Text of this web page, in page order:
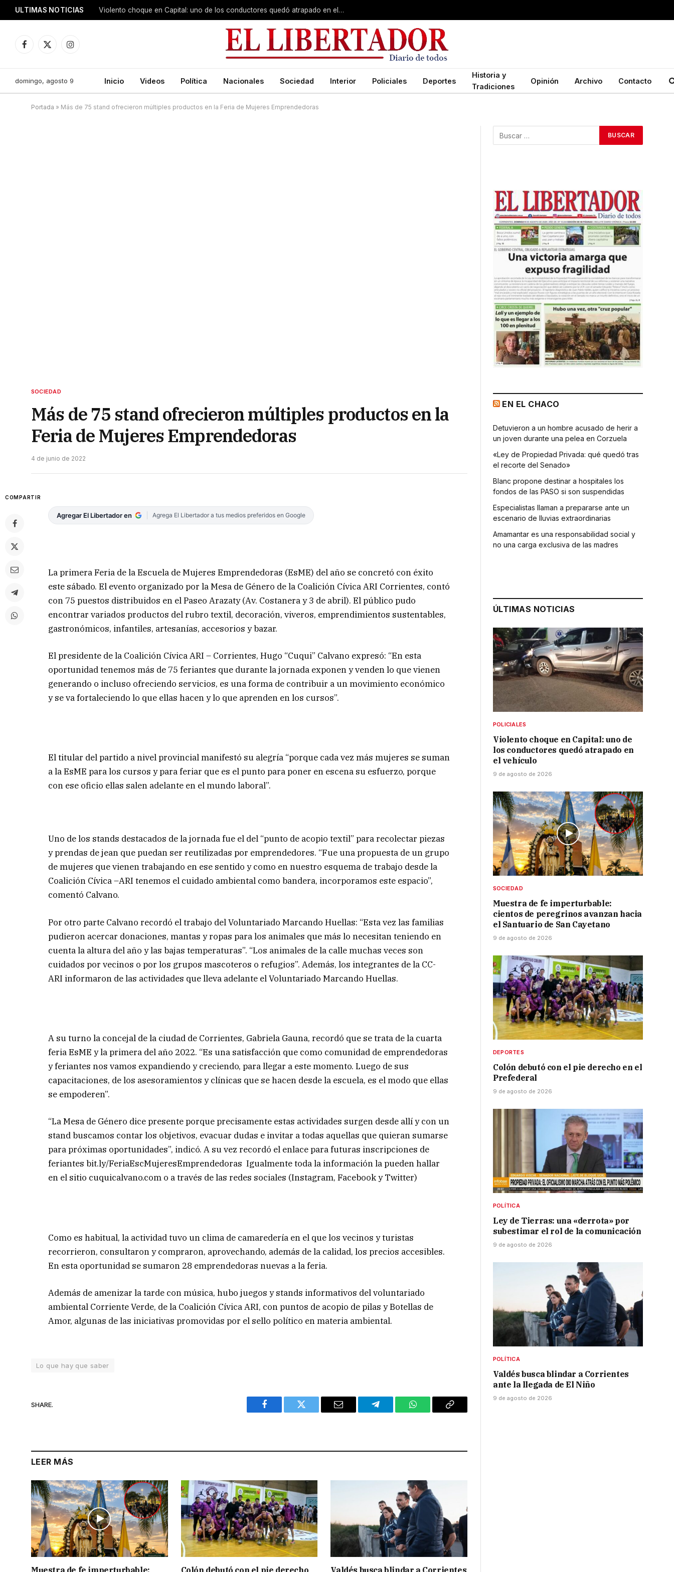
ULTIMAS NOTICIAS Violento choque en Capital: uno de los conductores quedó atrapado en el vehículo
Facebook
X
Instagram
domingo, agosto 9 Inicio Videos Política Nacionales Sociedad Interior Policiales Deportes
Historia y
Tradiciones
Opinión Archivo Contacto
Portada » Más de 75 stand ofrecieron múltiples productos en la Feria de Mujeres Emprendedoras
SOCIEDAD
Más de 75 stand ofrecieron múltiples productos en la
Feria de Mujeres Emprendedoras
4 de junio de 2022
COMPARTIR
Agregar El Libertador en Agrega El Libertador a tus medios preferidos en Google
La primera Feria de la Escuela de Mujeres Emprendedoras (EsME) del año se concretó con éxito
este sábado. El evento organizado por la Mesa de Género de la Coalición Cívica ARI Corrientes, contó
con 75 puestos distribuidos en el Paseo Arazaty (Av. Costanera y 3 de abril). El público pudo
encontrar variados productos del rubro textil, decoración, viveros, emprendimientos sustentables,
gastronómicos, infantiles, artesanías, accesorios y bazar.
El presidente de la Coalición Cívica ARI – Corrientes, Hugo “Cuqui” Calvano expresó: “En esta
oportunidad tenemos más de 75 feriantes que durante la jornada exponen y venden lo que vienen
generando o incluso ofreciendo servicios, es una forma de contribuir a un movimiento económico
y se va fortaleciendo lo que ellas hacen y lo que aprenden en los cursos”.
El titular del partido a nivel provincial manifestó su alegría “porque cada vez más mujeres se suman
a la EsME para los cursos y para feriar que es el punto para poner en escena su esfuerzo, porque
con ese oficio ellas salen adelante en el mundo laboral”.
Uno de los stands destacados de la jornada fue el del “punto de acopio textil” para recolectar piezas
y prendas de jean que puedan ser reutilizadas por emprendedores. “Fue una propuesta de un grupo
de mujeres que vienen trabajando en ese sentido y como en nuestro esquema de trabajo desde la
Coalición Cívica –ARI tenemos el cuidado ambiental como bandera, incorporamos este espacio”,
comentó Calvano.
Por otro parte Calvano recordó el trabajo del Voluntariado Marcando Huellas: “Esta vez las familias
pudieron acercar donaciones, mantas y ropas para los animales que más lo necesitan teniendo en
cuenta la altura del año y las bajas temperaturas”. “Los animales de la calle muchas veces son
cuidados por vecinos o por los grupos mascoteros o refugios”. Además, los integrantes de la CC-
ARI informaron de las actividades que lleva adelante el Voluntariado Marcando Huellas.
A su turno la concejal de la ciudad de Corrientes, Gabriela Gauna, recordó que se trata de la cuarta
feria EsME y la primera del año 2022. “Es una satisfacción que como comunidad de emprendedoras
y feriantes nos vamos expandiendo y creciendo, para llegar a este momento. Luego de sus
capacitaciones, de los asesoramientos y clínicas que se hacen desde la escuela, es el modo que ellas
se empoderen”.
“La Mesa de Género dice presente porque precisamente estas actividades surgen desde allí y con un
stand buscamos contar los objetivos, evacuar dudas e invitar a todas aquellas que quieran sumarse
para próximas oportunidades”, indicó. A su vez recordó el enlace para futuras inscripciones de
feriantes bit.ly/FeriaEscMujeresEmprendedoras Igualmente toda la información la pueden hallar
en el sitio cuquicalvano.com o a través de las redes sociales (Instagram, Facebook y Twitter)
Como es habitual, la actividad tuvo un clima de camaredería en el que los vecinos y turistas
recorrieron, consultaron y compraron, aprovechando, además de la calidad, los precios accesibles.
En esta oportunidad se sumaron 28 emprendedoras nuevas a la feria.
Además de amenizar la tarde con música, hubo juegos y stands informativos del voluntariado
ambiental Corriente Verde, de la Coalición Cívica ARI, con puntos de acopio de pilas y Botellas de
Amor, algunas de las iniciativas promovidas por el sello político en materia ambiental.
Lo que hay que saber
SHARE.
Facebook Twitter Email Telegram WhatsAppCopy
LEER MÁS
EN EL CHACO
Detuvieron a un hombre acusado de herir a
un joven durante una pelea en Corzuela
«Ley de Propiedad Privada: qué quedó tras
el recorte del Senado»
Blanc propone destinar a hospitales los
fondos de las PASO si son suspendidas
Especialistas llaman a prepararse ante un
escenario de lluvias extraordinarias
Amamantar es una responsabilidad social y
no una carga exclusiva de las madres
ÚLTIMAS NOTICIAS
POLICIALES
Violento choque en Capital: uno de
los conductores quedó atrapado en
el vehículo
9 de agosto de 2026
SOCIEDAD
Muestra de fe imperturbable:
cientos de peregrinos avanzan hacia
el Santuario de San Cayetano
9 de agosto de 2026
DEPORTES
Colón debutó con el pie derecho en el
Prefederal
9 de agosto de 2026
POLÍTICA
Ley de Tierras: una «derrota» por
subestimar el rol de la comunicación
9 de agosto de 2026
POLÍTICA
Valdés busca blindar a Corrientes
ante la llegada de El Niño
9 de agosto de 2026